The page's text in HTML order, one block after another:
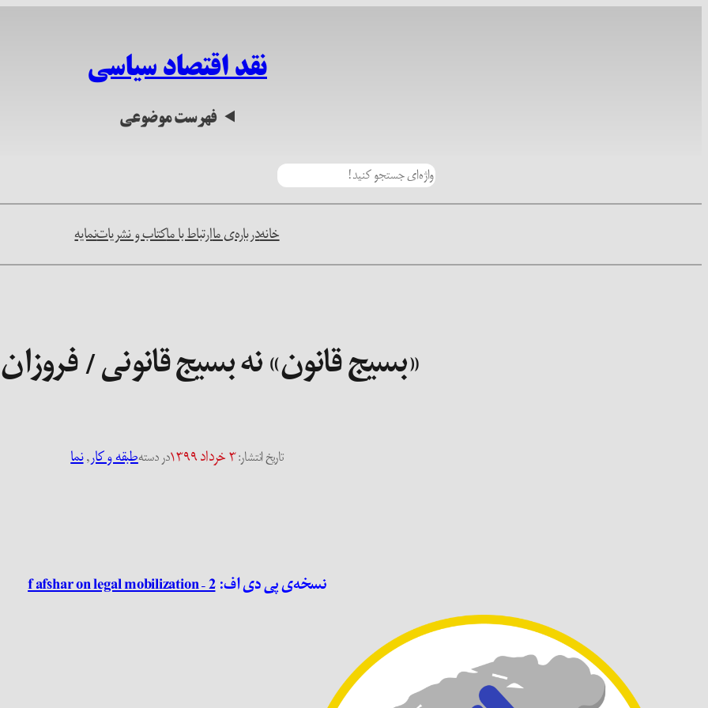
نقد اقتصاد سیاسی
فهرست موضوعی
خانهدرباره‌ی ماارتباط با ماکتاب و نشریاتنمایه
«بسیج قانون» نه بسیج قانونی /
تاریخ انتشار:۳ خرداد ۱۳۹۹ در دستهطبقه و کار, نما
نسخه‌ی پی دی اف:f afshar on legal mobilization – 2